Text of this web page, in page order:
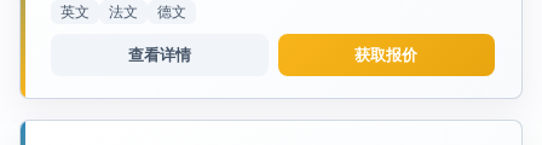
英文
法文 德文
查看详情 获取报价